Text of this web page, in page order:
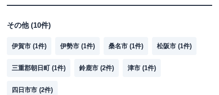
その他(10件)
伊賀市 (1件) 伊勢市 (1件) 桑名市 (1件) 松阪市 (1件)
三重郡朝日町 (1件) 鈴鹿市 (2件) 津市 (1件)
四日市市 (2件)